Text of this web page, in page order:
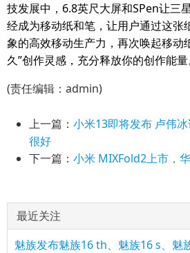
技发展中，6.8英尺大屏和SPen让三
经成为移动纸和笔，让用户通过这张
象的高效移动生产力，再次唤起移动
久”创作灵感，充分释放你的创作能量
(责任编辑：admin)
上一篇： 小米13即将发布 卢伟
很好
下一篇： 小米 MIXFold2上市，
最近关注
魅族发布魅族16 th、魅族16 s、魅